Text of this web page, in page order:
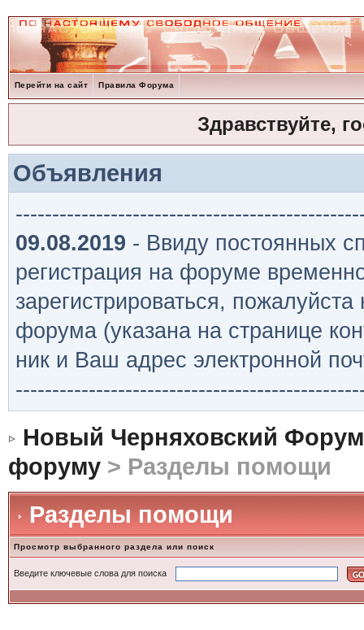
Перейти на сайт Правила Форума
Здравствуйте,
Объявления
09.08.2019 - Ввиду постоянных
регистрация на форуме
зарегистрироваться,
форума (указана на странице
ник и Ваш адрес электронной
Новый Черняховский Форум
форуму> Разделы помощи
Разделы помощи
Просмотр выбранного раздела или поиск
Введите ключевые слова для поиска